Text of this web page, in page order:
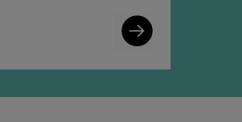
Learn
More